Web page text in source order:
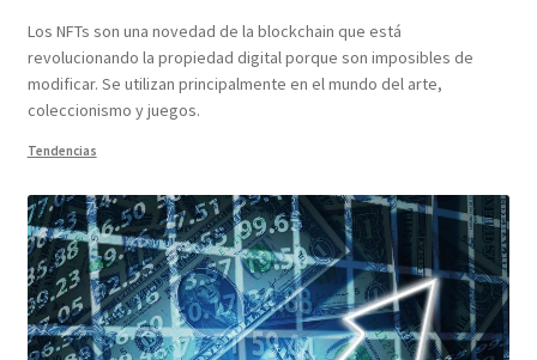
Los NFTs son una novedad de la blockchain que está
revolucionando la propiedad digital porque son imposibles de
modificar. Se utilizan principalmente en el mundo del arte,
coleccionismo y juegos.
Tendencias